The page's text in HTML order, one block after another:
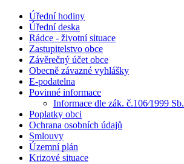
Úřední hodiny
Úřední deska
Rádce - životní situace
Zastupitelstvo obce
Závěrečný účet obce
Obecně závazné vyhlášky
E-podatelna
Povinné informace
Informace dle zák. č.106⁄1999 Sb.
Poplatky obci
Ochrana osobních údajů
Smlouvy
Územní plán
Krizové situace